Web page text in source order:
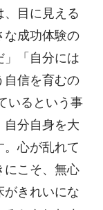
目に見える
な成功体験の
」「自分には
自信を育むの
いるという事
自分自身を大
心が乱れて
にこそ、無心
がきれいにな